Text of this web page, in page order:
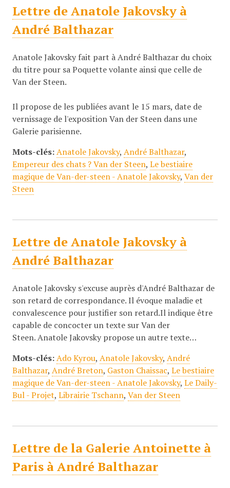
Lettre de Anatole Jakovsky à
André Balthazar
Anatole Jakovsky fait part à André Balthazar du choix
du titre pour sa Poquette volante ainsi que celle de
Van der Steen.
Il propose de les publiées avant le 15 mars, date de
vernissage de l'exposition Van der Steen dans une
Galerie parisienne.
Mots-clés: Anatole Jakovsky, André Balthazar,
Empereur des chats ? Van der Steen, Le bestiaire
magique de Van-der-steen - Anatole Jakovsky, Van der
Steen
Lettre de Anatole Jakovsky à
André Balthazar
Anatole Jakovsky s'excuse auprès d'André Balthazar de
son retard de correspondance. Il évoque maladie et
convalescence pour justifier son retard.Il indique être
capable de concocter un texte sur Van der
Steen. Anatole Jakovsky propose un autre texte…
Mots-clés: Ado Kyrou, Anatole Jakovsky, André
Balthazar, André Breton, Gaston Chaissac, Le bestiaire
magique de Van-der-steen - Anatole Jakovsky, Le Daily-
Bul - Projet, Librairie Tschann, Van der Steen
Lettre de la Galerie Antoinette à
Paris à André Balthazar